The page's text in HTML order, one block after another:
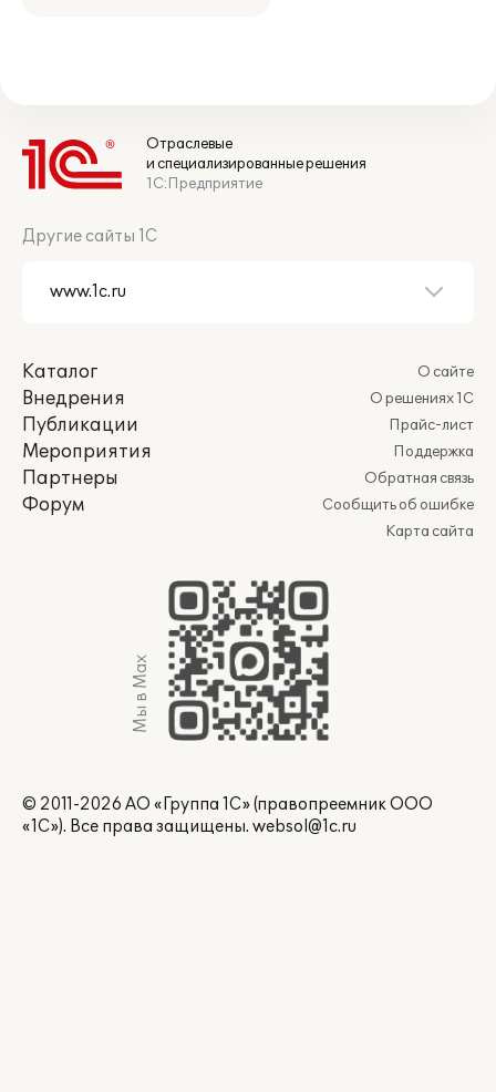
Отраслевые
и специализированные решения
1С:Предприятие
Другие сайты 1С
Каталог
Внедрения
Публикации
Мероприятия
Партнеры
Форум
О сайте
О решениях 1С
Прайс-лист
Поддержка
Обратная связь
Сообщить об ошибке
Карта сайта
Мы в Max
© 2011-2026 АО «Группа 1С» (правопреемник ООО
«1С»). Все права защищены. websol@1c.ru